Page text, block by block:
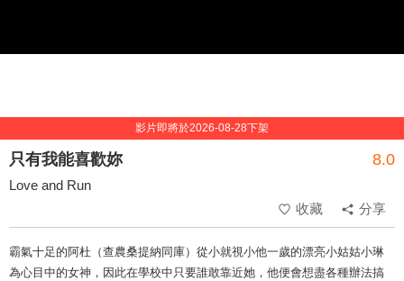
影片即將於2026-08-28下架
只有我能喜歡妳 8.0
Love and Run
收藏
分享
霸氣十足的阿杜（查農桑提納同庫）從小就視小他一歲的漂亮小姑姑小琳
為心目中的女神，因此在學校中只要誰敢靠近她，他便會想盡各種辦法搞